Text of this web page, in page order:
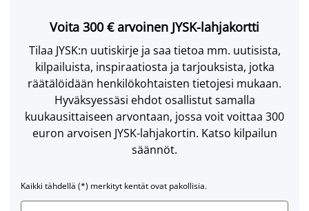
Voita 300 € arvoinen JYSK-lahjakortti
Tilaa JYSK:n uutiskirje ja saa tietoa mm. uutisista,
kilpailuista, inspiraatiosta ja tarjouksista, jotka
räätälöidään henkilökohtaisten tietojesi mukaan.
Hyväksyessäsi ehdot osallistut samalla
kuukausittaiseen arvontaan, jossa voit voittaa 300
euron arvoisen JYSK-lahjakortin. Katso kilpailun
säännöt.
Kaikki tähdellä (*) merkityt kentät ovat pakollisia.